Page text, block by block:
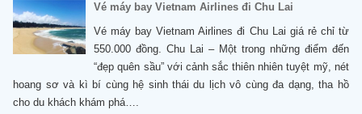
Vé máy bay Vietnam Airlines đi Chu Lai
Vé máy bay Vietnam Airlines đi Chu Lai giá rẻ chỉ từ
550.000 đồng. Chu Lai – Một trong những điểm đến
“đẹp quên sầu” với cảnh sắc thiên nhiên tuyệt mỹ, nét
hoang sơ và kì bí cùng hệ sinh thái du lịch vô cùng đa dạng, tha hồ
cho du khách khám phá….